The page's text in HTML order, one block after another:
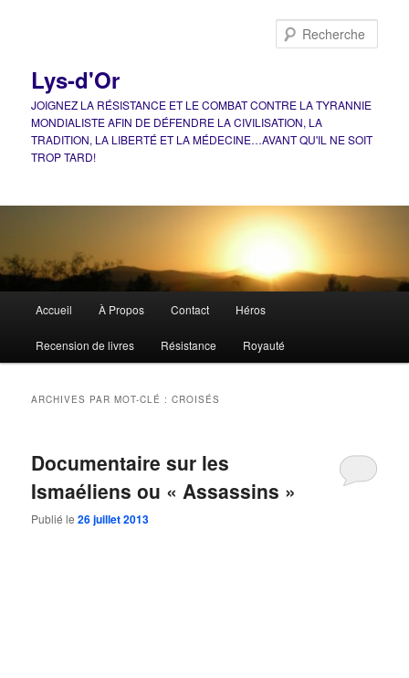
Lys-d'Or
JOIGNEZ LA RÉSISTANCE ET LE COMBAT CONTRE LA TYRANNIE
MONDIALISTE AFIN DE DÉFENDRE LA CIVILISATION, LA
TRADITION, LA LIBERTÉ ET LA MÉDECINE…AVANT QU'IL NE SOIT
TROP TARD!
principal
Accueil À Propos Contact Héros
Recension de livres Résistance Royauté
ARCHIVES PAR MOT-CLÉ :CROISÉS
Documentaire sur les
Ismaéliens ou « Assassins »
Publié le26 juillet 2013